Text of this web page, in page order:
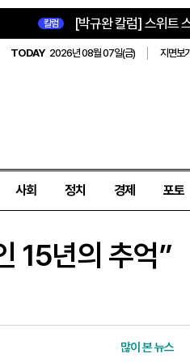
칼럼 [박규완 칼럼] 스위트
TODAY 2026년 08월 07일(금) 지면보기
사회 정치 경제 포토
15년의 추억”
많이 본 뉴스